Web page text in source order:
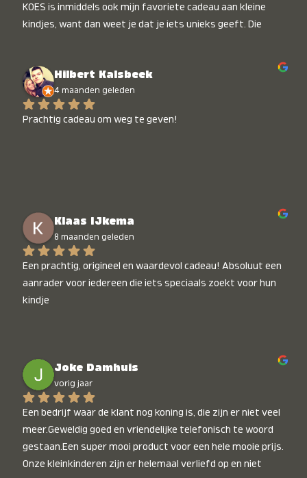
KOES is inmiddels ook mijn favoriete cadeau aan kleine
kindjes, want dan weet je dat je iets unieks geeft. Die
Hilbert Kalsbeek
4 maanden geleden
Prachtig cadeau om weg te geven!
Klaas IJkema
8 maanden geleden
Een prachtig, origineel en waardevol cadeau! Absoluut een
aanrader voor iedereen die iets speciaals zoekt voor hun
kindje
Joke Damhuis
vorig jaar
Een bedrijf waar de klant nog koning is, die zijn er niet veel
meer.Geweldig goed en vriendelijke telefonisch te woord
gestaan.Een super mooi product voor een hele mooie prijs.
Onze kleinkinderen zijn er helemaal verliefd op en niet